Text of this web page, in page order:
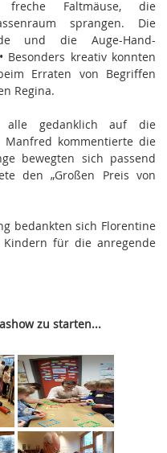
freche Faltmäuse, die
sprangen. Die
und die Auge-Hand-
Besonders kreativ konnten
Erraten von Begriffen
Regina.
alle gedanklich auf die
Manfred kommentierte die
bewegten sich passend
den „Großen Preis von
bedankten sich Florentine
für die anregende
zu starten...